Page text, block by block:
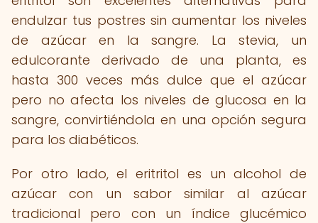
endulzar tus postres sin aumentar los niveles
de azúcar en la sangre. La stevia, un
edulcorante derivado de una planta, es
hasta 300 veces más dulce que el azúcar
pero no afecta los niveles de glucosa en la
sangre, convirtiéndola en una opción segura
para los diabéticos.
Por otro lado, el eritritol es un alcohol de
azúcar con un sabor similar al azúcar
tradicional pero con un índice glucémico